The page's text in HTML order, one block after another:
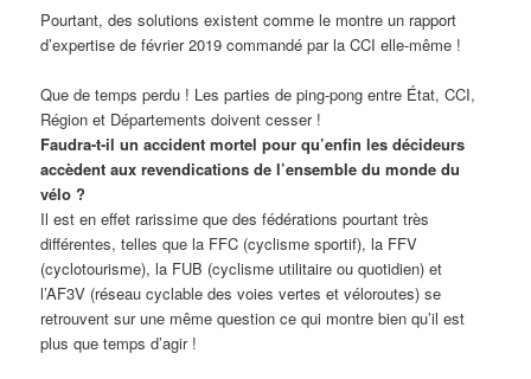
Pourtant, des solutions existent comme le montre un rapport
d’expertise de février 2019 commandé par la CCI elle-même !
Que de temps perdu ! Les parties de ping-pong entre État, CCI,
Région et Départements doivent cesser !
Faudra-t-il un accident mortel pour qu’enfin les décideurs
accèdent aux revendications de l’ensemble du monde du
vélo ?
Il est en effet rarissime que des fédérations pourtant très
différentes, telles que la FFC (cyclisme sportif), la FFV
(cyclotourisme), la FUB (cyclisme utilitaire ou quotidien) et
l’AF3V (réseau cyclable des voies vertes et véloroutes) se
retrouvent sur une même question ce qui montre bien qu’il est
plus que temps d’agir !